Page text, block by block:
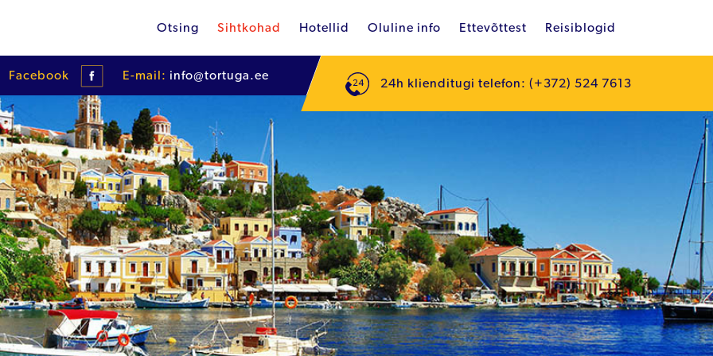
Otsing Sihtkohad Hotellid Oluline info Ettevõttest Reisiblogid
Facebook E-mail: info@tortuga.ee
24h klienditugi telefon: (+372) 524 7613